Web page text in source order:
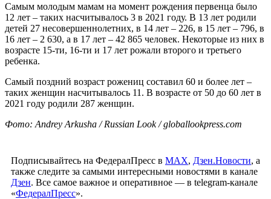
Самым молодым мамам на момент рождения первенца было
12 лет – таких насчитывалось 3 в 2021 году. В 13 лет родили
детей 27 несовершеннолетних, в 14 лет – 226, в 15 лет – 796, в
16 лет – 2 630, а в 17 лет – 42 865 человек. Некоторые из них в
возрасте 15-ти, 16-ти и 17 лет рожали второго и третьего
ребенка.
Самый поздний возраст рожениц составил 60 и более лет –
таких женщин насчитывалось 11. В возрасте от 50 до 60 лет в
2021 году родили 287 женщин.
Фото: Andrey Arkusha / Russian Look / globallookpress.com
Подписывайтесь на ФедералПресс в МАХ, Дзен.Новости, а
также следите за самыми интересными новостями в канале
Дзен. Все самое важное и оперативное — в telegram-канале
«ФедералПресс».